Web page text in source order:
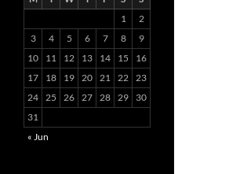
1
2
3
4 5 6 7 8
9
10
11 12 13 14 15
16
17
18 19 20 21 22 23
24 25 26 27 28 29
30
31
« Jun